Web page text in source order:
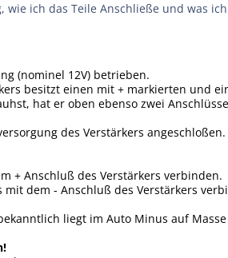
ich das Teile Anschließe und was
(nominel 12V) betrieben.
besitzt einen mit + markierten und
hat er oben ebenso zwei
des Verstärkers angeschloßen.
+ Anschluß des Verstärkers verbinden.
dem - Anschluß des Verstärkers
liegt im Auto Minus auf